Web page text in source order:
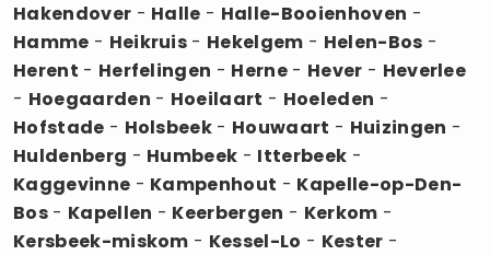
Hakendover - Halle - Halle-Booienhoven -
Hamme - Heikruis - Hekelgem - Helen-Bos -
Herent - Herfelingen - Herne - Hever - Heverlee
- Hoegaarden - Hoeilaart - Hoeleden -
Hofstade - Holsbeek - Houwaart - Huizingen -
Huldenberg - Humbeek - Itterbeek -
Kaggevinne - Kampenhout - Kapelle-op-Den-
Bos- Kapellen - Keerbergen - Kerkom -
Kersbeek-miskom - Kessel-Lo - Kester -